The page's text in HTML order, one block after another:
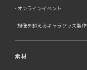
オンラインイベント
想像を超えるキャラグッズ製作
素材